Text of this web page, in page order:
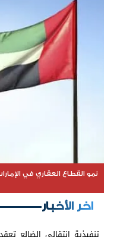
نمو القطاع العقاري في
اخر الأخبار